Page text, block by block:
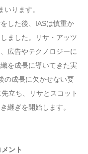
ります。
した後、IASは慎重か
ました。リサ・アッツ
広告やテクノロジーに
を成長に導いてきた実
の成長に欠かせない要
立ち、リサとスコット
継ぎを開始します。
ント